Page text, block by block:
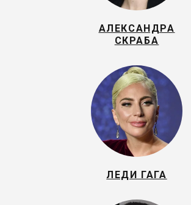
АЛЕКСАНДРА
СКРАБА
ЛЕДИ ГАГА